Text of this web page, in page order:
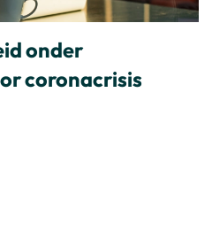
onder
coronacrisis